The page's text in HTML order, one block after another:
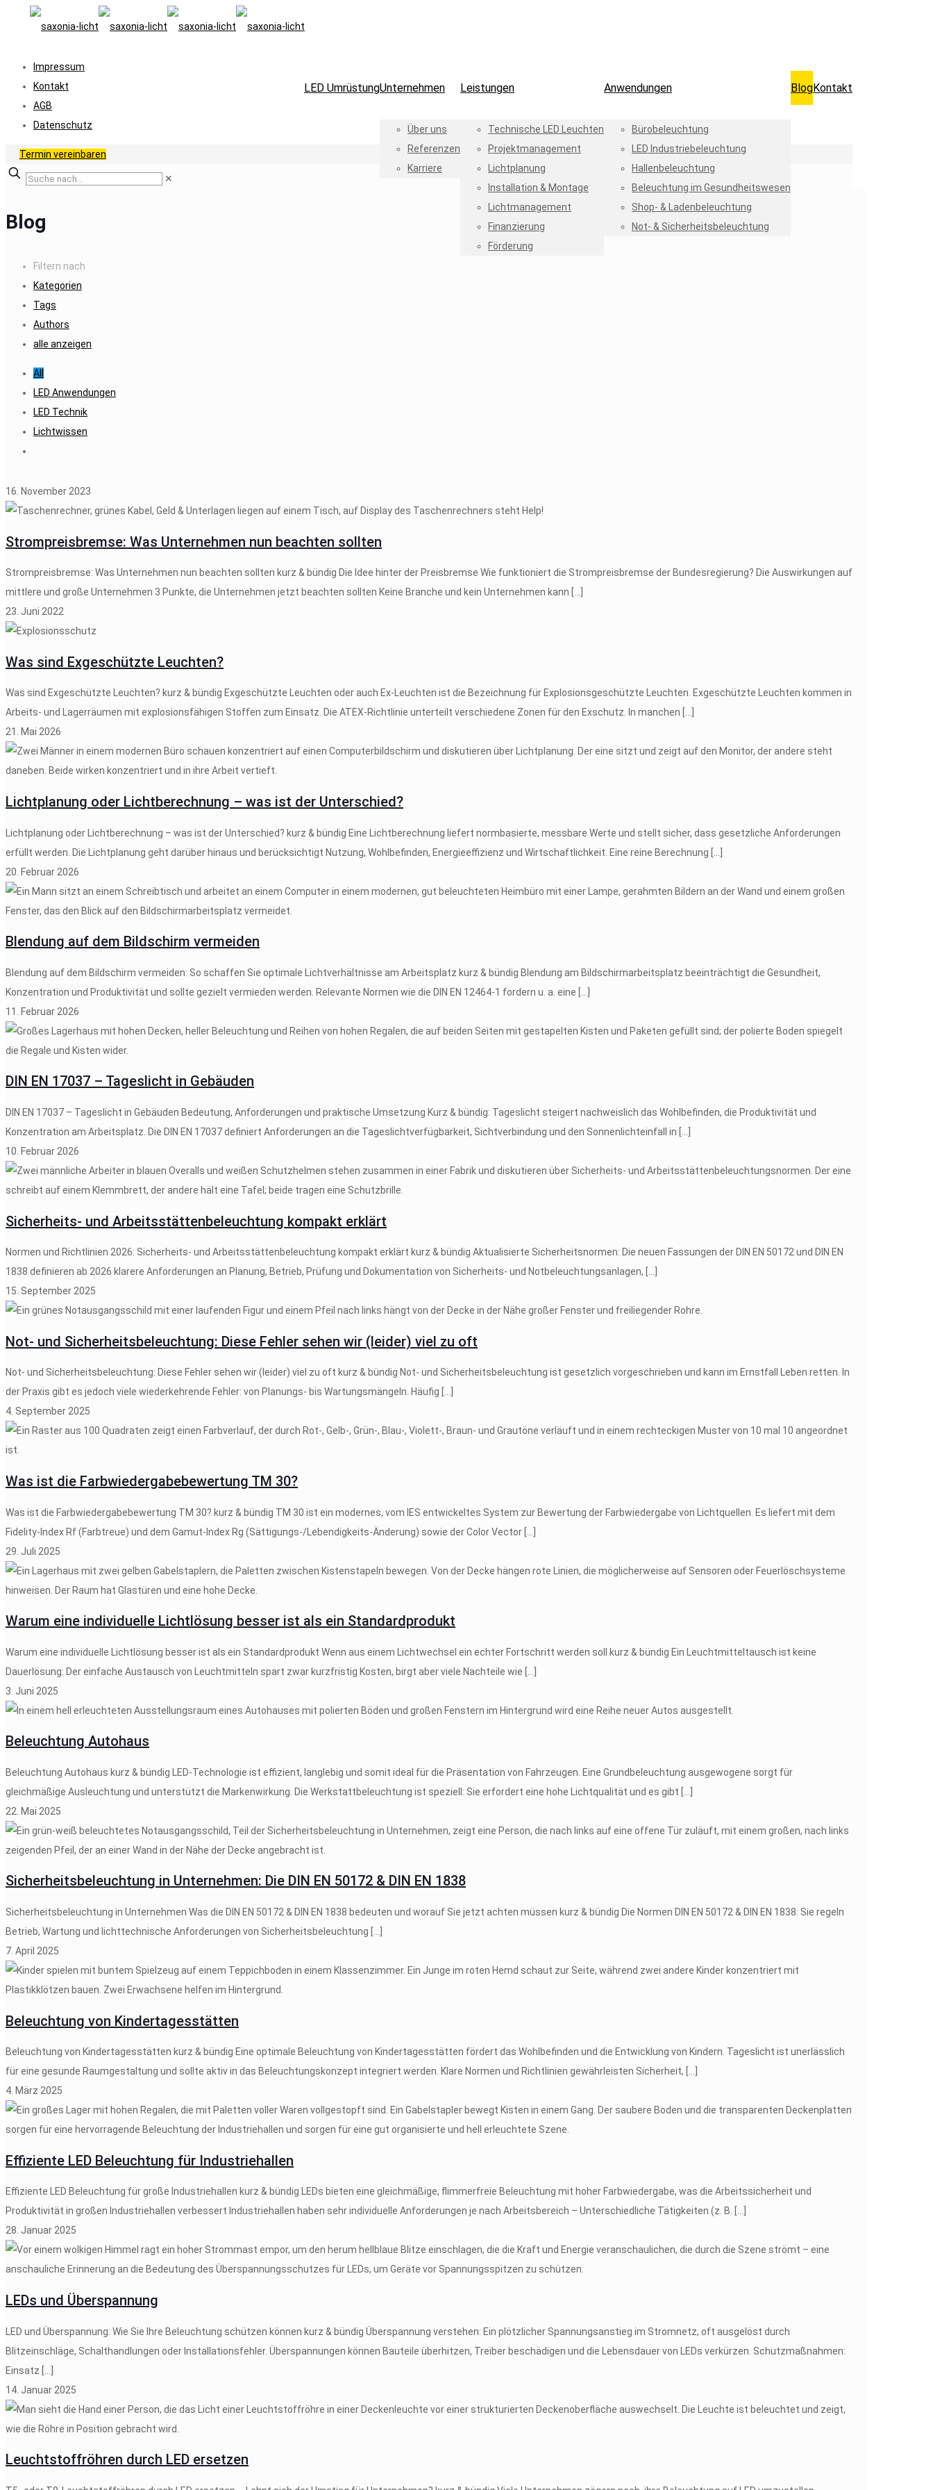
LED UmrüstungUnternehmen
Über uns
Referenzen
Karriere
Leistungen
Technische LED Leuchten
Projektmanagement
Lichtplanung
Installation & Montage
Lichtmanagement
Finanzierung
Förderung
Anwendungen
Bürobeleuchtung
LED Industriebeleuchtung
Hallenbeleuchtung
Beleuchtung im Gesundheitswesen
Shop- & Ladenbeleuchtung
Not- & Sicherheitsbeleuchtung
BlogKontakt
Impressum
Kontakt
AGB
Datenschutz
Termin vereinbaren
✕
Blog
Filtern nach
Kategorien
Tags
Authors
alle anzeigen
All
LED Anwendungen
LED Technik
Lichtwissen
16. November 2023
Strompreisbremse: Was Unternehmen nun beachten sollten
Strompreisbremse: Was Unternehmen nun beachten sollten kurz & bündig Die Idee hinter der Preisbremse Wie funktioniert die Strompreisbremse der Bundesregierung? Die Auswirkungen auf
mittlere und große Unternehmen 3 Punkte, die Unternehmen jetzt beachten sollten Keine Branche und kein Unternehmen kann
23. Juni 2022
Was sind Exgeschützte Leuchten?
Was sind Exgeschützte Leuchten? kurz & bündig Exgeschützte Leuchten oder auch Ex-Leuchten ist die Bezeichnung für Explosionsgeschützte Leuchten. Exgeschützte Leuchten kommen in
Arbeits- und Lagerräumen mit explosionsfähigen Stoffen zum Einsatz. Die ATEX-Richtlinie unterteilt verschiedene Zonen für den Exschutz. In manchen […]
21. Mai 2026
Lichtplanung oder Lichtberechnung – was ist der Unterschied?
Lichtplanung oder Lichtberechnung – was ist der Unterschied? kurz & bündig Eine Lichtberechnung liefert normbasierte, messbare Werte und stellt sicher, dass gesetzliche Anforderungen
erfüllt werden. Die Lichtplanung geht darüber hinaus und berücksichtigt Nutzung, Wohlbefinden, Energieeffizienz und Wirtschaftlichkeit. Eine reine Berechnung […]
20. Februar 2026
Blendung auf dem Bildschirm vermeiden
Blendung auf dem Bildschirm vermeiden: So schaffen Sie optimale Lichtverhältnisse am Arbeitsplatz kurz & bündig Blendung am Bildschirmarbeitsplatz beeinträchtigt die Gesundheit,
Konzentration und Produktivität und sollte gezielt vermieden werden. Relevante Normen wie die DIN EN 12464-1 fordern u. a. eine
11. Februar 2026
DIN EN 17037 – Tageslicht in Gebäuden
DIN EN 17037 – Tageslicht in Gebäuden Bedeutung, Anforderungen und praktische Umsetzung Kurz & bündig: Tageslicht steigert nachweislich das Wohlbefinden, die Produktivität und
Konzentration am Arbeitsplatz. Die DIN EN 17037 definiert Anforderungen an die Tageslichtverfügbarkeit, Sichtverbindung und den Sonnenlichteinfall in
10. Februar 2026
Sicherheits- und Arbeitsstättenbeleuchtung kompakt erklärt
Normen und Richtlinien 2026: Sicherheits- und Arbeitsstättenbeleuchtung kompakt erklärt kurz & bündig Aktualisierte Sicherheitsnormen: Die neuen Fassungen der DIN EN 50172 und DIN EN
1838 definieren ab 2026 klarere Anforderungen an Planung, Betrieb, Prüfung und Dokumentation von Sicherheits- und Notbeleuchtungsanlagen,
15. September 2025
Not- und Sicherheitsbeleuchtung: Diese Fehler sehen wir (leider) viel zu oft
Not- und Sicherheitsbeleuchtung: Diese Fehler sehen wir (leider) viel zu oft kurz & bündig Not- und Sicherheitsbeleuchtung ist gesetzlich vorgeschrieben und kann im Ernstfall Leben retten. In
der Praxis gibt es jedoch viele wiederkehrende Fehler: von Planungs- bis Wartungsmängeln. Häufig […]
4. September 2025
Was ist die Farbwiedergabebewertung TM 30?
Was ist die Farbwiedergabebewertung TM 30? kurz & bündig TM 30 ist ein modernes, vom IES entwickeltes System zur Bewertung der Farbwiedergabe von Lichtquellen. Es liefert mit dem
Fidelity-Index Rf (Farbtreue) und dem Gamut-Index Rg (Sättigungs-/Lebendigkeits-Änderung) sowie der Color Vector […]
29. Juli 2025
Warum eine individuelle Lichtlösung besser ist als ein Standardprodukt
Warum eine individuelle Lichtlösung besser ist als ein Standardprodukt Wenn aus einem Lichtwechsel ein echter Fortschritt werden soll kurz & bündig Ein Leuchtmitteltausch ist keine
Dauerlösung: Der einfache Austausch von Leuchtmitteln spart zwar kurzfristig Kosten, birgt aber viele Nachteile wie
3. Juni 2025
Beleuchtung Autohaus
Beleuchtung Autohaus kurz & bündig LED-Technologie ist effizient, langlebig und somit ideal für die Präsentation von Fahrzeugen.​ Eine Grundbeleuchtung ausgewogene sorgt für
gleichmäßige Ausleuchtung und unterstützt die Markenwirkung.​ Die Werkstattbeleuchtung ist speziell: Sie erfordert eine hohe Lichtqualität und es gibt
22. Mai 2025
Sicherheitsbeleuchtung in Unternehmen: Die DIN EN 50172 & DIN EN 1838
Sicherheitsbeleuchtung in Unternehmen Was die DIN EN 50172 & DIN EN 1838 bedeuten und worauf Sie jetzt achten müssen kurz & bündig Die Normen DIN EN 50172 & DIN EN 1838: Sie regeln
Betrieb, Wartung und lichttechnische Anforderungen von Sicherheitsbeleuchtung
7. April 2025
Beleuchtung von Kindertagesstätten
Beleuchtung von Kindertagesstätten kurz & bündig Eine optimale Beleuchtung von Kindertagesstätten fördert das Wohlbefinden und die Entwicklung von Kindern. Tageslicht ist unerlässlich
für eine gesunde Raumgestaltung und sollte aktiv in das Beleuchtungskonzept integriert werden. Klare Normen und Richtlinien gewährleisten Sicherheit, […]
4. März 2025
Effiziente LED Beleuchtung für Industriehallen
Effiziente LED Beleuchtung für große Industriehallen kurz & bündig LEDs bieten eine gleichmäßige, flimmerfreie Beleuchtung mit hoher Farbwiedergabe, was die Arbeitssicherheit und
Produktivität in großen Industriehallen verbessert Industriehallen haben sehr individuelle Anforderungen je nach Arbeitsbereich – Unterschiedliche Tätigkeiten (z. B. […]
28. Januar 2025
LEDs und Überspannung
LED und Überspannung: Wie Sie Ihre Beleuchtung schützen können kurz & bündig Überspannung verstehen: Ein plötzlicher Spannungsanstieg im Stromnetz, oft ausgelöst durch
Blitzeinschläge, Schalthandlungen oder Installationsfehler. Überspannungen können Bauteile überhitzen, Treiber beschädigen und die Lebensdauer von LEDs verkürzen. Schutzmaßnahmen:
Einsatz
14. Januar 2025
Leuchtstoffröhren durch LED ersetzen